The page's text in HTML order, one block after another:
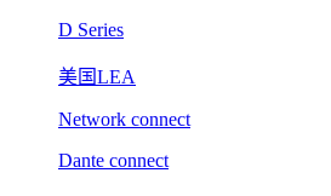
D Series
美国LEA
Network connect
Dante connect